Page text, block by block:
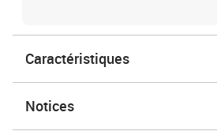
Caractéristiques
Notices